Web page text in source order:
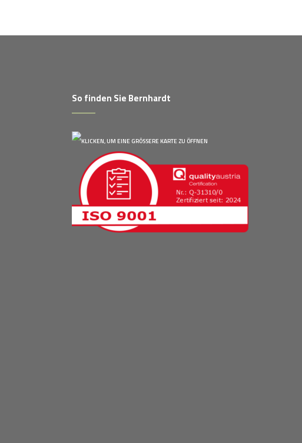
So finden Sie Bernhardt